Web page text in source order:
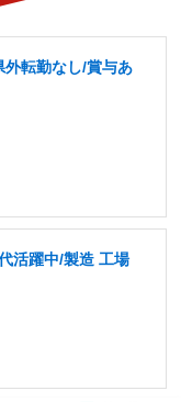
転勤なし/賞与あ
活躍中/製造 工場